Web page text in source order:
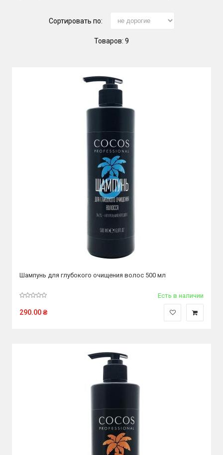
Сортировать по:
Товаров: 9
Шампунь для глубокого очищения волос 500 мл
Есть в наличии
290.00₴